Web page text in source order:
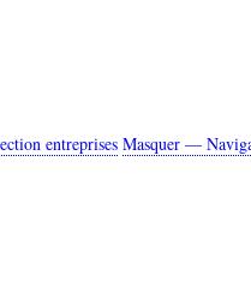
entreprises Masquer —